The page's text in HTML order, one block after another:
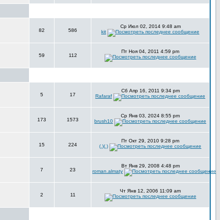
82 586
Ср Июл 02, 2014 9:48 am
kit
59 112
Пт Ноя 04, 2011 4:59 pm
5 17
Сб Апр 16, 2011 9:34 pm
Rafaraf
173 1573
Ср Янв 03, 2024 8:55 pm
brush10
15 224
Пт Окт 29, 2010 9:28 pm
(.)(.)
7 23
Вт Янв 29, 2008 4:48 pm
roman.almaty
2 11
Чт Янв 12, 2006 11:09 am